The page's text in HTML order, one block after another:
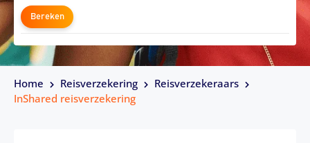
Bereken
Home Reisverzekering
Reisverzekeraars
InShared reisverzekering